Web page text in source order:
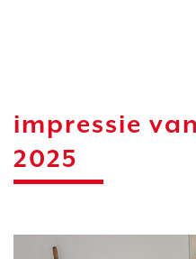
impressie
2025